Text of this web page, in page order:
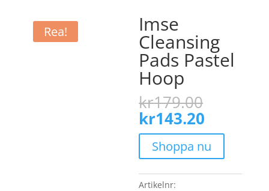
Rea! Imse
Cleansing
Pads Pastel
Hoop
kr179.00
priset
var:
kr143.20
priset
är:
Shoppa nu
Artikelnr: